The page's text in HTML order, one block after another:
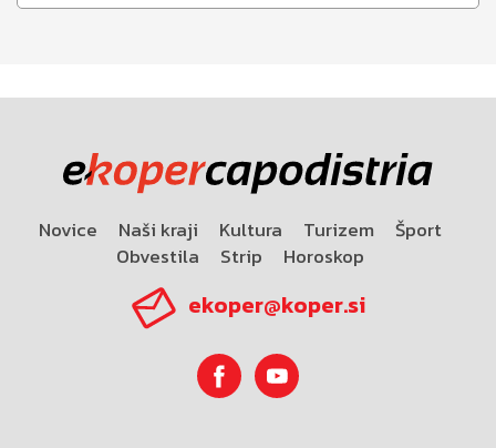
Novice Naši kraji Kultura Turizem
Šport
Obvestila
Strip Horoskop
ekoper@koper.si